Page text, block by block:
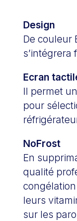
Design
De couleur
s’intégrera
Ecran
Il permet
pour
NoFrost
En
qualité
leurs
sur les